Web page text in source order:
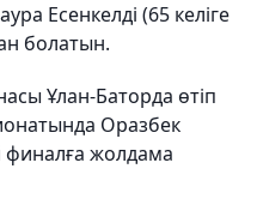
Есенкелді (65 келіге
болатын.
Ұлан-Баторда өтіп
Оразбек
финалға жолдама